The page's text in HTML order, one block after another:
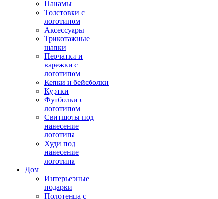
Панамы
Толстовки с
логотипом
Аксессуары
Трикотажные
шапки
Перчатки и
варежки с
логотипом
Кепки и бейсболки
Куртки
Футболки с
логотипом
Свитшоты под
нанесение
логотипа
Худи под
нанесение
логотипа
Дом
Интерьерные
подарки
Полотенца с